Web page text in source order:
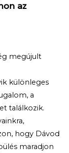
az
megújult
különleges
a
találkozik.
hogy Dávod
maradjon